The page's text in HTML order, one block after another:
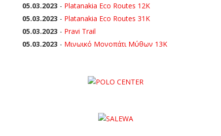
05.03.2023 - Platanakia Eco Routes 12K
05.03.2023 - Platanakia Eco Routes 31K
05.03.2023 - Pravi Trail
05.03.2023 - Μινωικό Μονοπάτι Μύθων 13Κ